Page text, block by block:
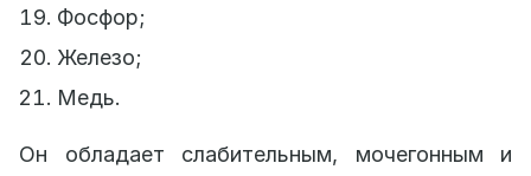
Фосфор;
Железо;
Медь.
Он обладает слабительным, мочегонным и